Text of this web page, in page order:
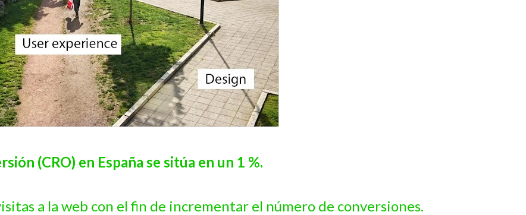
(CRO) en España se sitúa en un 1 %.
a la web con el fin de incrementar el número de conversiones.